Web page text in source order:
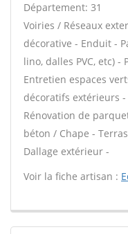
Département: 31
Voiries / Réseaux
décorative - Enduit -
lino, dalles PVC, etc) -
Entretien espaces
décoratifs extérieurs
Rénovation de
béton / Chape -
Dallage extérieur -
Voir la fiche artisan :